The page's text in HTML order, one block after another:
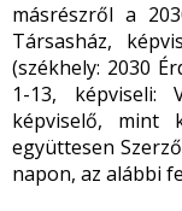
másrészről a
Társasház,
(székhely: 2030
1-13, képviseli:
képviselő, mint
együttesen
napon, az alábbi